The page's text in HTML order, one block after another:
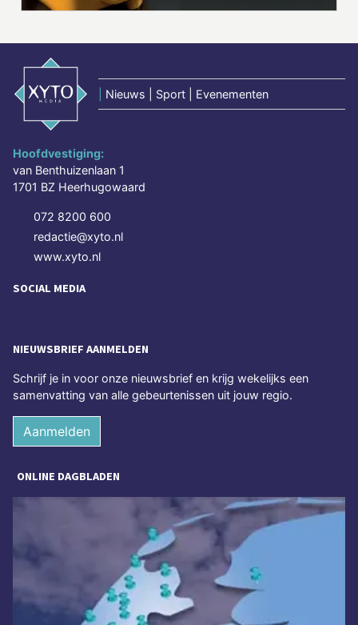
Nieuws | Sport | Evenementen
Hoofdvestiging:
van Benthuizenlaan 1
1701 BZ Heerhugowaard
072 8200 600
redactie@xyto.nl
www.xyto.nl
SOCIAL MEDIA
NIEUWSBRIEF AANMELDEN
Schrijf je in voor onze nieuwsbrief en krijg wekelijks een
samenvatting van alle gebeurtenissen uit jouw regio.
Aanmelden
ONLINE DAGBLADEN